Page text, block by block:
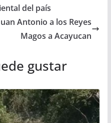
del país
Antonio a los Reyes
Magos a Acayucan
gustar